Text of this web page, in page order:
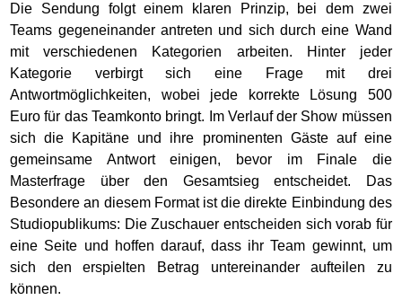
Die Sendung folgt einem klaren Prinzip, bei dem zwei
Teams gegeneinander antreten und sich durch eine Wand
mit verschiedenen Kategorien arbeiten. Hinter jeder
Kategorie verbirgt sich eine Frage mit drei
Antwortmöglichkeiten, wobei jede korrekte Lösung 500
Euro für das Teamkonto bringt. Im Verlauf der Show müssen
sich die Kapitäne und ihre prominenten Gäste auf eine
gemeinsame Antwort einigen, bevor im Finale die
Masterfrage über den Gesamtsieg entscheidet. Das
Besondere an diesem Format ist die direkte Einbindung des
Studiopublikums: Die Zuschauer entscheiden sich vorab für
eine Seite und hoffen darauf, dass ihr Team gewinnt, um
sich den erspielten Betrag untereinander aufteilen zu
können.